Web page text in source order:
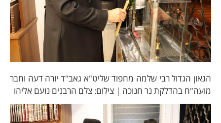
הגאון הגדול רבי שלמה מחפוד שליט"א גאב"ד יורה דעה וחבר
מועה"ח בהדלקת נר חנוכה | צילום: צלם הרבנים נועם אליהו